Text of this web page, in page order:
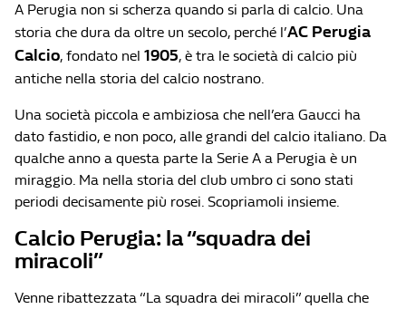
A Perugia non si scherza quando si parla di calcio. Una
storia che dura da oltre un secolo, perché l’AC Perugia
Calcio, fondato nel 1905, è tra le società di calcio più
antiche nella storia del calcio nostrano.
Una società piccola e ambiziosa che nell’era Gaucci ha
dato fastidio, e non poco, alle grandi del calcio italiano. Da
qualche anno a questa parte la Serie A a Perugia è un
miraggio. Ma nella storia del club umbro ci sono stati
periodi decisamente più rosei. Scopriamoli insieme.
Calcio Perugia: la “squadra dei
miracoli”
Venne ribattezzata “La squadra dei miracoli” quella che